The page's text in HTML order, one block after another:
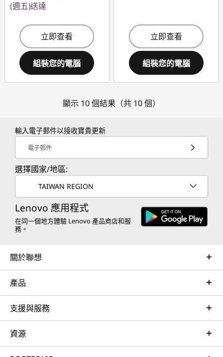
(週五)送達
立即查看
組裝您的電腦
立即查看
組裝您的電腦
顯示 10 個結果（共 10 個）
輸入電子郵件以接收寶貴更新
電子郵件
選擇國家/地區:
TAIWAN REGION
Lenovo 應用程式
在同一個地方體驗 Lenovo 產品商店和服
務。
關於聯想
產品
支援與服務
資源